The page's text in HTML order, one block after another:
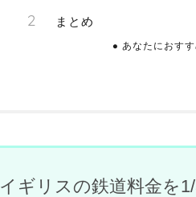
まとめ
あなたにおす
イギリスの鉄道料金を